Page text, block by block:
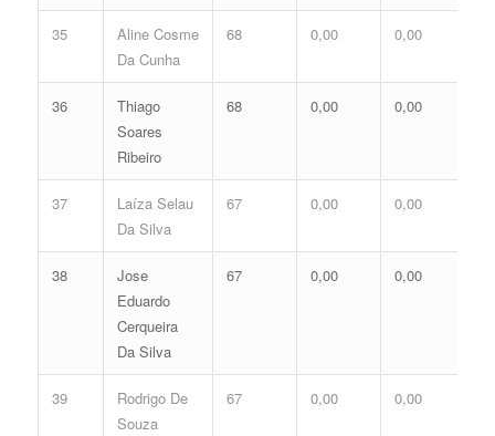
35
Aline Cosme
Da Cunha
68 0,00 0,00
36
Thiago
Soares
Ribeiro
68 0,00 0,00
37
Laíza Selau
Da Silva
67 0,00 0,00
38
Jose
Eduardo
Cerqueira
Da Silva
67 0,00 0,00
39
Rodrigo De
Souza
67 0,00 0,00